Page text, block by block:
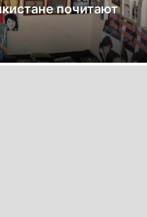
почитают